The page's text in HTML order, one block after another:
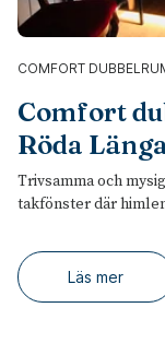
COMFORT
Comfort
Röda
Trivsamma och
takfönster där
Läs mer